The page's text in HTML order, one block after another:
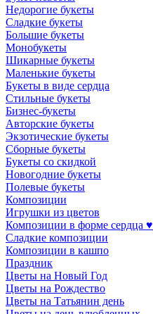
Недорогие букеты
Сладкие букеты
Большие букеты
Монобукеты
Шикарные букеты
Маленькие букеты
Букеты в виде сердца
Стильные букеты
Бизнес-букеты
Авторские букеты
Экзотические букеты
Сборные букеты
Букеты со скидкой
Новогодние букеты
Полевые букеты
Композиции
Игрушки из цветов
Композиции в форме сердца ♥
Сладкие композиции
Композиции в кашпо
Праздник
Цветы на Новый Год
Цветы на Рождество
Цветы на Татьянин день